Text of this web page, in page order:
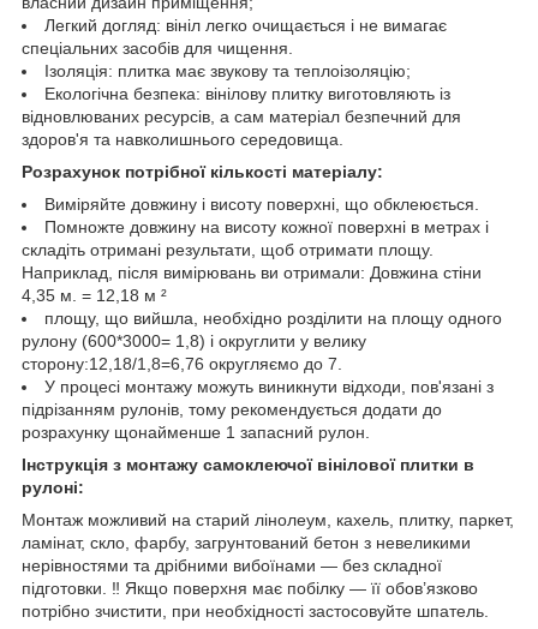
Легкий догляд: вініл легко очищається і не вимагає
спеціальних засобів для чищення.
Ізоляція: плитка має звукову та теплоізоляцію;
Екологічна безпека: вінілову плитку виготовляють із
відновлюваних ресурсів, а сам матеріал безпечний для
здоров'я та навколишнього середовища.
Розрахунок потрібної кількості матеріалу:
Виміряйте довжину і висоту поверхні, що обклеюється.
Помножте довжину на висоту кожної поверхні в метрах і
складіть отримані результати, щоб отримати площу.
Наприклад, після вимірювань ви отримали: Довжина стіни
4,35 м. = 12,18 м ²
площу, що вийшла, необхідно розділити на площу одного
рулону (600*3000= 1,8) і округлити у велику
сторону:12,18/1,8=6,76 округляємо до 7.
У процесі монтажу можуть виникнути відходи, пов'язані з
підрізанням рулонів, тому рекомендується додати до
розрахунку щонайменше 1 запасний рулон.
Інструкція з монтажу самоклеючої вінілової плитки в
рулоні:
Монтаж можливий на старий лінолеум, кахель, плитку, паркет,
ламінат, скло, фарбу, загрунтований бетон з невеликими
нерівностями та дрібними вибоїнами — без складної
підготовки. ‼️ Якщо поверхня має побілку — її обов’язково
потрібно зчистити, при необхідності застосовуйте шпатель.